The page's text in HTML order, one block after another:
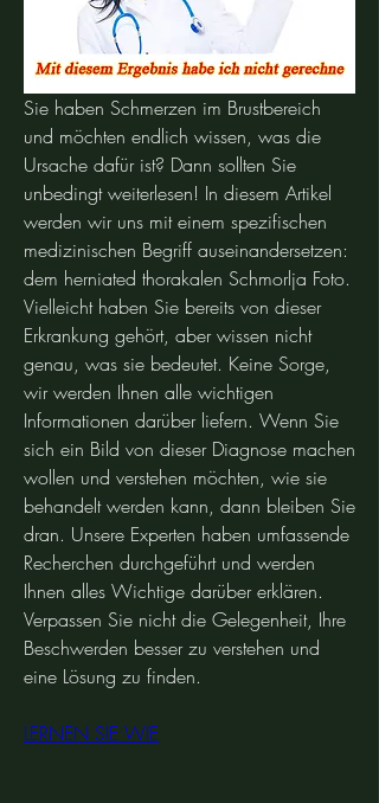
Sie haben Schmerzen im Brustbereich
und möchten endlich wissen, was die
Ursache dafür ist? Dann sollten Sie
unbedingt weiterlesen! In diesem Artikel
werden wir uns mit einem spezifischen
medizinischen Begriff auseinandersetzen:
dem herniated thorakalen Schmorlja Foto.
Vielleicht haben Sie bereits von dieser
Erkrankung gehört, aber wissen nicht
genau, was sie bedeutet. Keine Sorge,
wir werden Ihnen alle wichtigen
Informationen darüber liefern. Wenn Sie
sich ein Bild von dieser Diagnose machen
wollen und verstehen möchten, wie sie
behandelt werden kann, dann bleiben Sie
dran. Unsere Experten haben umfassende
Recherchen durchgeführt und werden
Ihnen alles Wichtige darüber erklären.
Verpassen Sie nicht die Gelegenheit, Ihre
Beschwerden besser zu verstehen und
eine Lösung zu finden.
LERNEN SIE WIE